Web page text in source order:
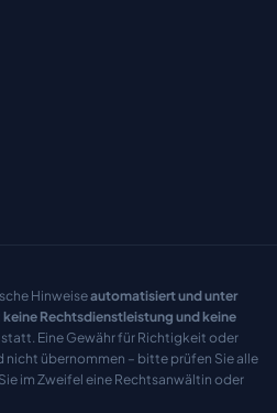
Hinweiseautomatisiert und unter
keine Rechtsdienstleistung und keine
statt. Eine Gewähr für Richtigkeit oder
übernommen – bitte prüfen Sie alle
im Zweifel eine Rechtsanwältin oder